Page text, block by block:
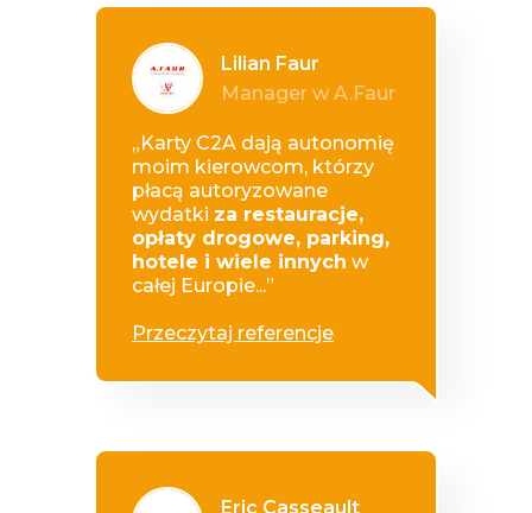
Lilian Faur
Manager w A.Faur
„Karty C2A dają autonomię
moim kierowcom, którzy
płacą autoryzowane
wydatki za restauracje,
opłaty drogowe, parking,
hotele i wiele innych w
całej Europie...”
Przeczytaj referencje
Eric Casseault